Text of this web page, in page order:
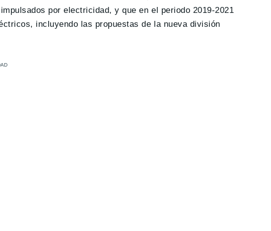
por electricidad, y que en el periodo 2019-2021
incluyendo las propuestas de la nueva división